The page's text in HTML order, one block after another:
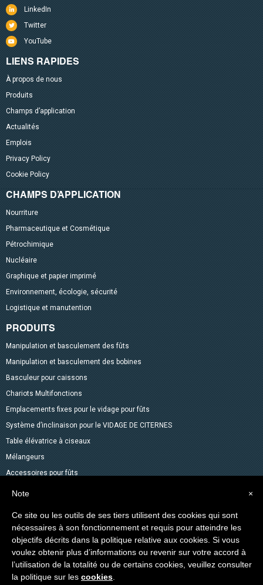
LinkedIn
Twitter
YouTube
LIENS RAPIDES
À propos de nous
Produits
Champs d’application
Actualités
Emplois
Privacy Policy
Cookie Policy
CHAMPS D’APPLICATION
Nourriture
Pharmaceutique et Cosmétique
Pétrochimique
Nucléaire
Graphique et papier imprimé
Environnement, écologie, sécurité
Logistique et manutention
PRODUITS
Manipulation et basculement des fûts
Manipulation et basculement des bobines
Basculeur pour caissons
Chariots Multifonctions
Emplacements fixes pour le vidage pour fûts
Système d’inclinaison pour le VIDAGE DE CITERNES
Table élévatrice à ciseaux
Mélangeurs
Accessoires pour fûts
Gerbeurs avec fonction transpalette
Levage des Matériaux
Produits spéciaux
Copyright © 2014-2026 VEAB S.R.L. Tous droits réservés.
×
Note
Ce site ou les outils de ses tiers utilisent des cookies qui sont
nécessaires à son fonctionnement et requis pour atteindre les
objectifs décrits dans la politique relative aux cookies. Si vous
voulez obtenir plus d’informations ou revenir sur votre accord à
l’utilisation de la totalité ou de certains cookies, veuillez consulter
la politique sur les cookies